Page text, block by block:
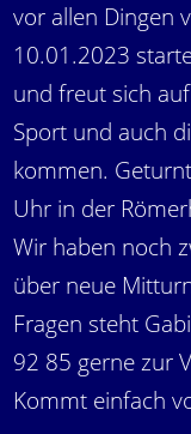
vor allen Dingen
10.01.2023
und freut sich
Sport und auch
kommen.
Uhr in der
Wir haben noch
über neue
Fragen steht
92 85 gerne zur
Kommt einfach